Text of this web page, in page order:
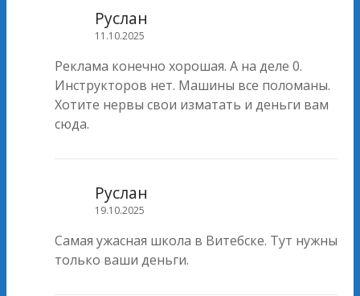
Руслан
11.10.2025
Реклама конечно хорошая. А на деле 0.
Инструкторов нет. Машины все поломаны.
Хотите нервы свои изматать и деньги вам
сюда.
Руслан
19.10.2025
Самая ужасная школа в Витебске. Тут нужны
только ваши деньги.